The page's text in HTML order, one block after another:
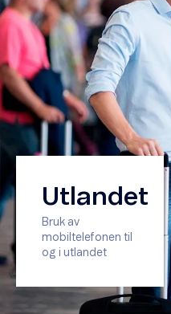
Utlandet
Bruk av
mobiltelefonen til
og i utlandet